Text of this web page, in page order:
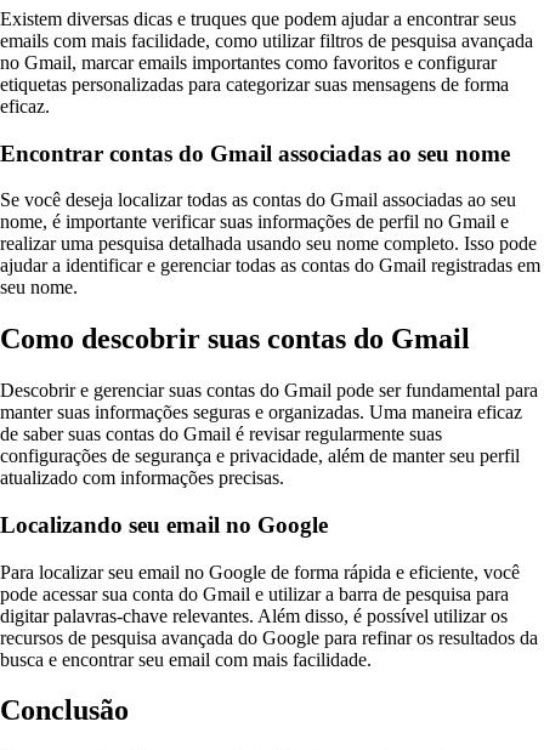
Existem diversas dicas e truques que podem ajudar a encontrar seus
emails com mais facilidade, como utilizar filtros de pesquisa avançada
no Gmail, marcar emails importantes como favoritos e configurar
etiquetas personalizadas para categorizar suas mensagens de forma
eficaz.
Encontrar contas do Gmail associadas ao seu nome
Se você deseja localizar todas as contas do Gmail associadas ao seu
nome, é importante verificar suas informações de perfil no Gmail e
realizar uma pesquisa detalhada usando seu nome completo. Isso pode
ajudar a identificar e gerenciar todas as contas do Gmail registradas em
seu nome.
Como descobrir suas contas do Gmail
Descobrir e gerenciar suas contas do Gmail pode ser fundamental para
manter suas informações seguras e organizadas. Uma maneira eficaz
de saber suas contas do Gmail é revisar regularmente suas
configurações de segurança e privacidade, além de manter seu perfil
atualizado com informações precisas.
Localizando seu email no Google
Para localizar seu email no Google de forma rápida e eficiente, você
pode acessar sua conta do Gmail e utilizar a barra de pesquisa para
digitar palavras-chave relevantes. Além disso, é possível utilizar os
recursos de pesquisa avançada do Google para refinar os resultados da
busca e encontrar seu email com mais facilidade.
Conclusão